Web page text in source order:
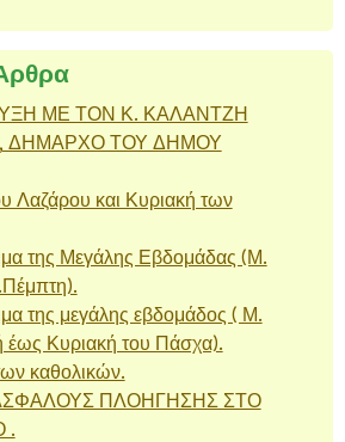
ΜΕ ΤΟΝ Κ. ΚΑΛΑΝΤΖΗ
ΔΗΜΑΡΧΟ ΤΟΥ ΔΗΜΟΥ
Λαζάρου και Κυριακή των
της Μεγάλης Εβδομάδας (Μ.
της μεγάλης εβδομάδος ( Μ.
έως Κυριακή του Πάσχα).
καθολικών.
ΠΛΟΗΓΗΣΗΣ ΣΤΟ
.